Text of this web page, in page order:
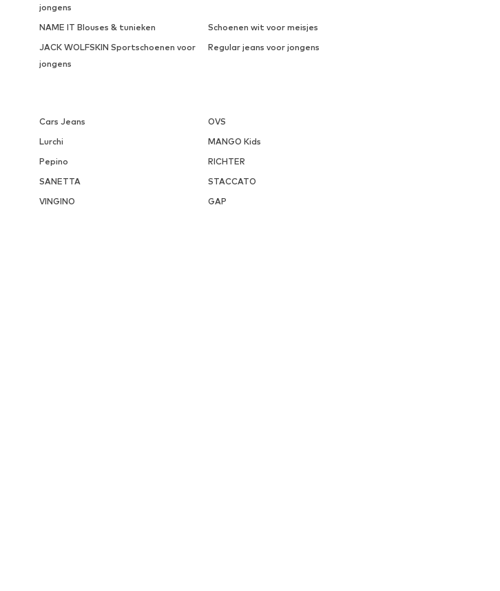
jongens
NAME IT Blouses & tunieken
Schoenen wit voor meisjes
JACK WOLFSKIN Sportschoenen voor
jongens
Regular jeans voor jongens
Cars Jeans
OVS
Lurchi
MANGO Kids
Pepino
RICHTER
SANETTA
STACCATO
VINGINO GAP